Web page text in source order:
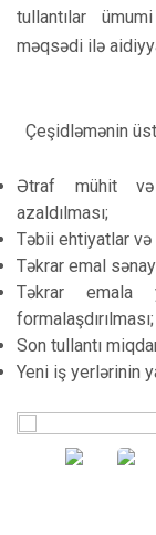
tullantılar
məqsədi ilə
Çeşidləmənin
Ətraf mühit və
azaldılması;
Təbii ehtiyatlar və
Təkrar emal
Təkrar emala
formalaşdırılması;
Son tullantı
Yeni iş yerlərinin